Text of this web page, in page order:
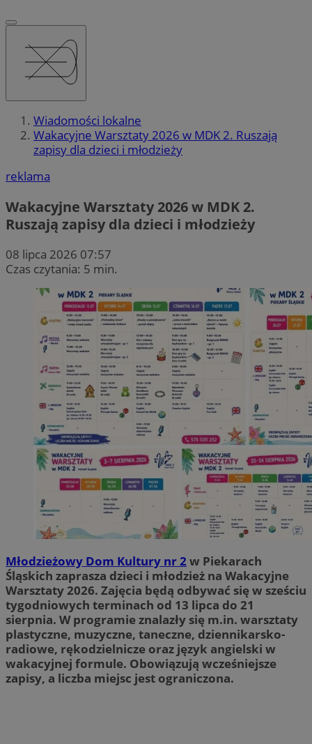
Wiadomości lokalne
Wakacyjne Warsztaty 2026 w MDK 2. Ruszają
zapisy dla dzieci i młodzieży
reklama
Wakacyjne Warsztaty 2026 w MDK 2.
Ruszają zapisy dla dzieci i młodzieży
08 lipca 2026 07:57
Czas czytania: 5 min.
Młodzieżowy Dom Kultury nr 2 w Piekarach
Śląskich zaprasza dzieci i młodzież na Wakacyjne
Warsztaty 2026. Zajęcia będą odbywać się w sześciu
tygodniowych terminach od 13 lipca do 21
sierpnia. W programie znalazły się m.in. warsztaty
plastyczne, muzyczne, taneczne, dziennikarsko-
radiowe, rękodzielnicze oraz język angielski w
wakacyjnej formule. Obowiązują wcześniejsze
zapisy, a liczba miejsc jest ograniczona.